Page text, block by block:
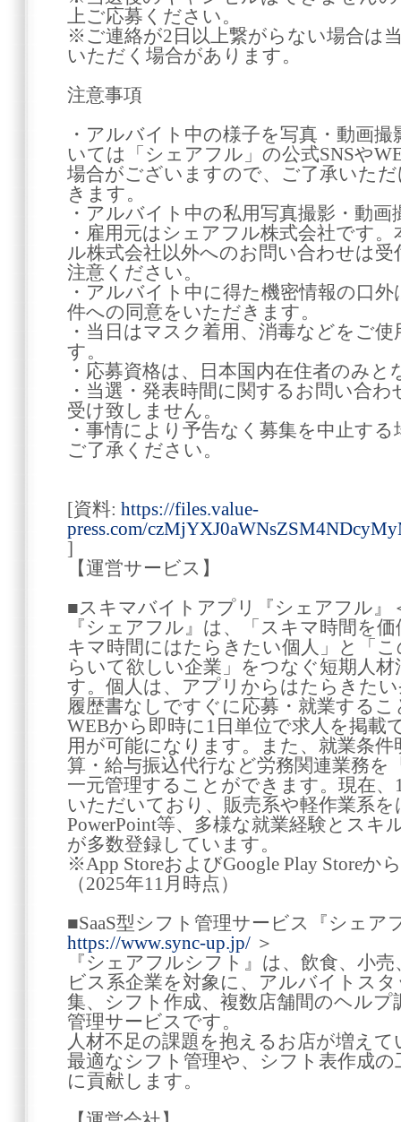
上ご応募ください。
※ご連絡が2日以上繋がらない場合は
いただく場合があります。
注意事項
・アルバイト中の様子を写真・動画
いては「シェアフル」の公式SNSや
場合がございますので、ご了承いた
きます。
・アルバイト中の私用写真撮影・動
・雇用元はシェアフル株式会社です
ル株式会社以外へのお問い合わせは
注意ください。
・アルバイト中に得た機密情報の口
件への同意をいただきます。
・当日はマスク着用、消毒などをご
す。
・応募資格は、日本国内在住者のみと
・当選・発表時間に関するお問い合
受け致しません。
・事情により予告なく募集を中止す
ご了承ください。
[資料: https://files.value-
press.com/
]
【運営サービス】
■スキマバイトアプリ『シェアフル』
『シェアフル』は、「スキマ時間を
キマ時間にはたらきたい個人」と「
らいて欲しい企業」をつなぐ短期人
す。個人は、アプリからはたらきた
履歴書なしですぐに応募・就業する
WEBから即時に1日単位で求人を掲載
用が可能になります。また、就業条件
算・給与振込代行など労務関連業務
一元管理することができます。現在
いただいており、販売系や軽作業系
PowerPoint等、多様な就業経験とスキ
が多数登録しています。
※App StoreおよびGoogle Play Storeか
（2025年11月時点）
■SaaS型シフト管理サービス『シェア
https://www.sync-up.jp/ ＞
『シェアフルシフト』は、飲食、小
ビス系企業を対象に、アルバイトス
集、シフト作成、複数店舗間のヘルプ
管理サービスです。
人材不足の課題を抱えるお店が増え
最適なシフト管理や、シフト表作成
に貢献します。